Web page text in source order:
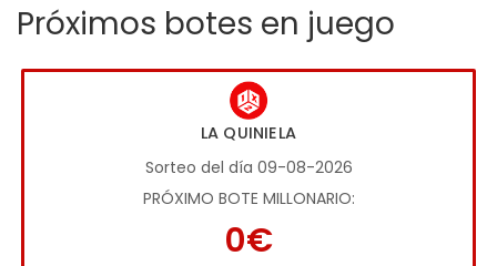
Próximos botes en juego
LA QUINIELA
Sorteo del día 09-08-2026
PRÓXIMO BOTE MILLONARIO:
0€